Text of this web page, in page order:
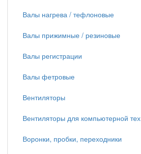
Валы нагрева / тефлоновые
Валы прижимные / резиновые
Валы регистрации
Валы фетровые
Вентиляторы
Вентиляторы для компьютерной тех
Воронки, пробки, переходники